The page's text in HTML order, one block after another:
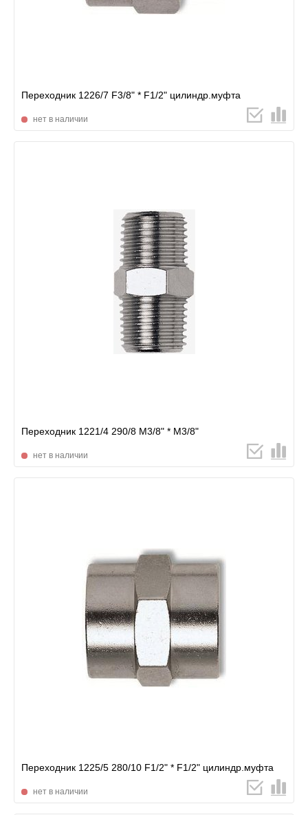
Переходник 1226/7 F3/8" * F1/2" цилиндр.муфта
нет в наличии
Переходник 1221/4 290/8 М3/8" * М3/8"
нет в наличии
Переходник 1225/5 280/10 F1/2" * F1/2" цилиндр.муфта
нет в наличии